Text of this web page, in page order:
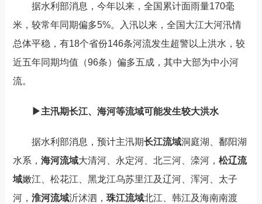
据水利部消息， 今年以来，全国累计面雨量170毫
米，较常年同期偏多5%。入汛以来，全国大江大河汛情
总体平稳，有18个省份146条河流发生超警以上洪水，较
近五年同期均值（96条）偏多五成，其中大部为中小河
流。
▶主汛期长江、海河等流域可能发生较大洪水
据水利部消息，预计主汛期长江流域洞庭湖、鄱阳湖
水系， 海河流域大清河、永定河、北三河、滦河， 松辽流
域嫩江、松花江、黑龙江乌苏里江及辽河、浑河、太子
河， 淮河流域沂沭泗， 珠江流域北江、韩江及海南南渡